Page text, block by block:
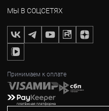
МЫ В СОЦСЕТЯХ
Принимаем к оплате